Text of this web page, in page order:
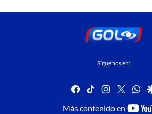
Síguenos en:
facebook
tiktok instagram
twitter
Más contenido en